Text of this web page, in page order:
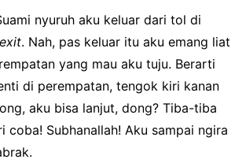
nyuruh aku keluar dari tol di
exit. Nah, pas keluar itu aku emang liat
yang mau aku tuju. Berarti
di perempatan, tengok kiri kanan
aku bisa lanjut, dong? Tiba-tiba
coba! Subhanallah! Aku sampai ngira